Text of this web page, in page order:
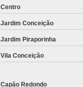
Centro
Jardim Conceição
Jardim Piraporinha
Vila Conceição
Capão Redondo